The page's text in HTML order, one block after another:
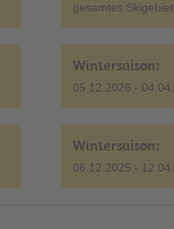
gesamtes
Wintersaison:
05.12.2026 -
Wintersaison:
06.12.2025 -